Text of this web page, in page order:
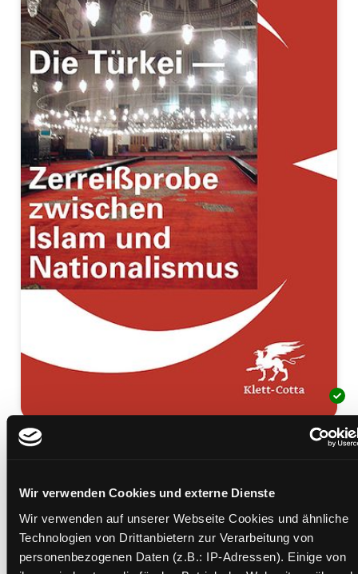
Wir verwenden Cookies und externe Dienste
Wir verwenden auf unserer Webseite Cookies und ähnliche
Technologien von Drittanbietern zur Verarbeitung von
personenbezogenen Daten (z.B.: IP-Adressen). Einige von
Die Türkei
Mediengruppe:Sachbuch
Verfasser:Suche nach diesem Verfasser
Schweizer, Gerhard
Beschreibung ein-/ausblenden